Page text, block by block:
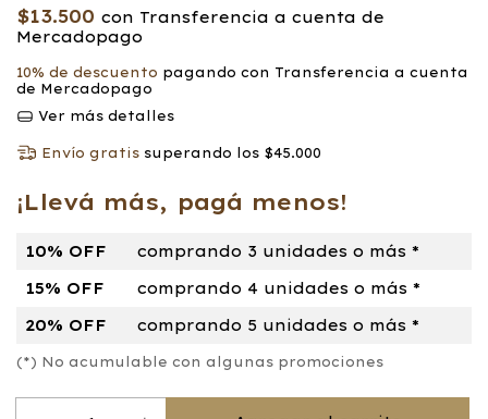
$13.500 con Transferencia a cuenta de
Mercadopago
10% de descuento pagando con Transferencia a cuenta
de Mercadopago
Ver más detalles
Envío gratis superando los $45.000
¡Llevá más, pagá menos!
10% OFF
comprando 3 unidades o más *
15% OFF
comprando 4 unidades o más *
20% OFF
comprando 5 unidades o más *
(*) No acumulable con algunas promociones